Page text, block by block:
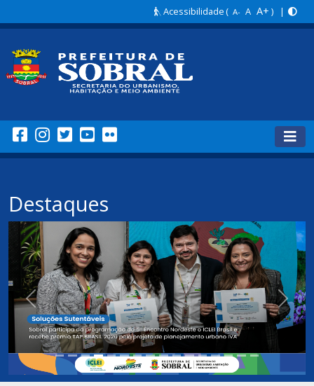
Acessibilidade( A- A A+ ) |
Destaques
Anterior